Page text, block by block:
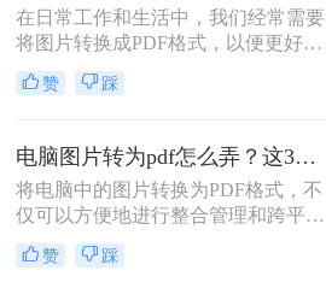
在日常工作和生活中，我们经常需要
将图片转换成PDF格式，以便更好地
分享、保存或打印。那么图片怎么转
换成pdf格式呢？本文将介绍四种将图
赞 踩
电脑图片转为pdf怎么弄？这3种方法值得尝试！
将电脑中的图片转换为PDF格式，不
仅可以方便地进行整合管理和跨平台
查看，还能有效保护图片的原始质量
和隐私信息。那么电脑图片转为pdf怎
赞 踩